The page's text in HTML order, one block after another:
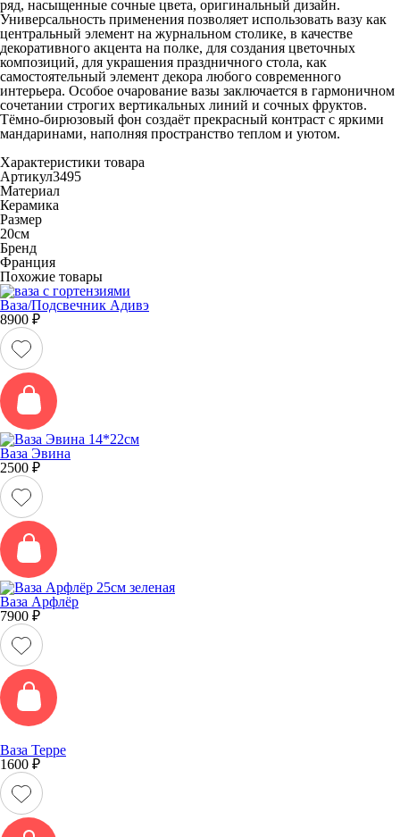
ряд, насыщенные сочные цвета, оригинальный дизайн.
Универсальность применения позволяет использовать вазу как
центральный элемент на журнальном столике, в качестве
декоративного акцента на полке, для создания цветочных
композиций, для украшения праздничного стола, как
самостоятельный элемент декора любого современного
интерьера. Особое очарование вазы заключается в гармоничном
сочетании строгих вертикальных линий и сочных фруктов.
Тёмно-бирюзовый фон создаёт прекрасный контраст с яркими
мандаринами, наполняя пространство теплом и уютом.
Характеристики товара
Артикул3495
Материал
Керамика
Размер
20см
Бренд
Франция
Похожие товары
Ваза/Подсвечник Адивэ
8900 ₽
Ваза Эвина
2500 ₽
Ваза Арфлёр
7900 ₽
Ваза Терре
1600 ₽